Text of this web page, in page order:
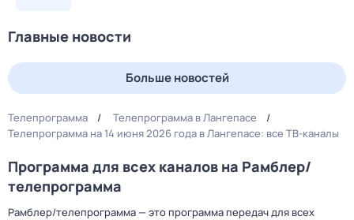
Главные новости
Больше новостей
Телепрограмма
Телепрограмма в Лангепасе
Телепрограмма на 14 июня 2026 года в Лангепасе: все ТВ-каналы
Программа для всех каналов на Рамблер/
телепрограмма
Рамблер/телепрограмма — это программа передач для всех